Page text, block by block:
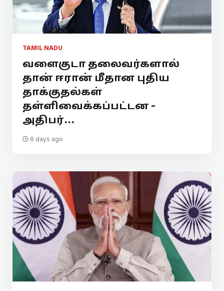
TAMIL NADU
வளைகுடா தலைவர்களால்
தான் ஈரான் மீதான புதிய
தாக்குதல்கள்
தள்ளிவைக்கப்பட்டன -
அதிபர்...
6 days ago